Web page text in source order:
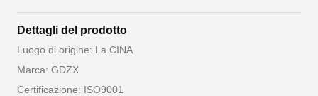
Dettagli del prodotto
Luogo di origine: La CINA
Marca: GDZX
Certificazione: ISO9001